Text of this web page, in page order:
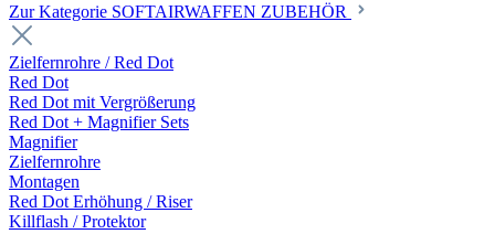
Zur Kategorie SOFTAIRWAFFEN ZUBEHÖR
Zielfernrohre / Red Dot
Red Dot
Red Dot mit Vergrößerung
Red Dot + Magnifier Sets
Magnifier
Zielfernrohre
Montagen
Red Dot Erhöhung / Riser
Killflash / Protektor